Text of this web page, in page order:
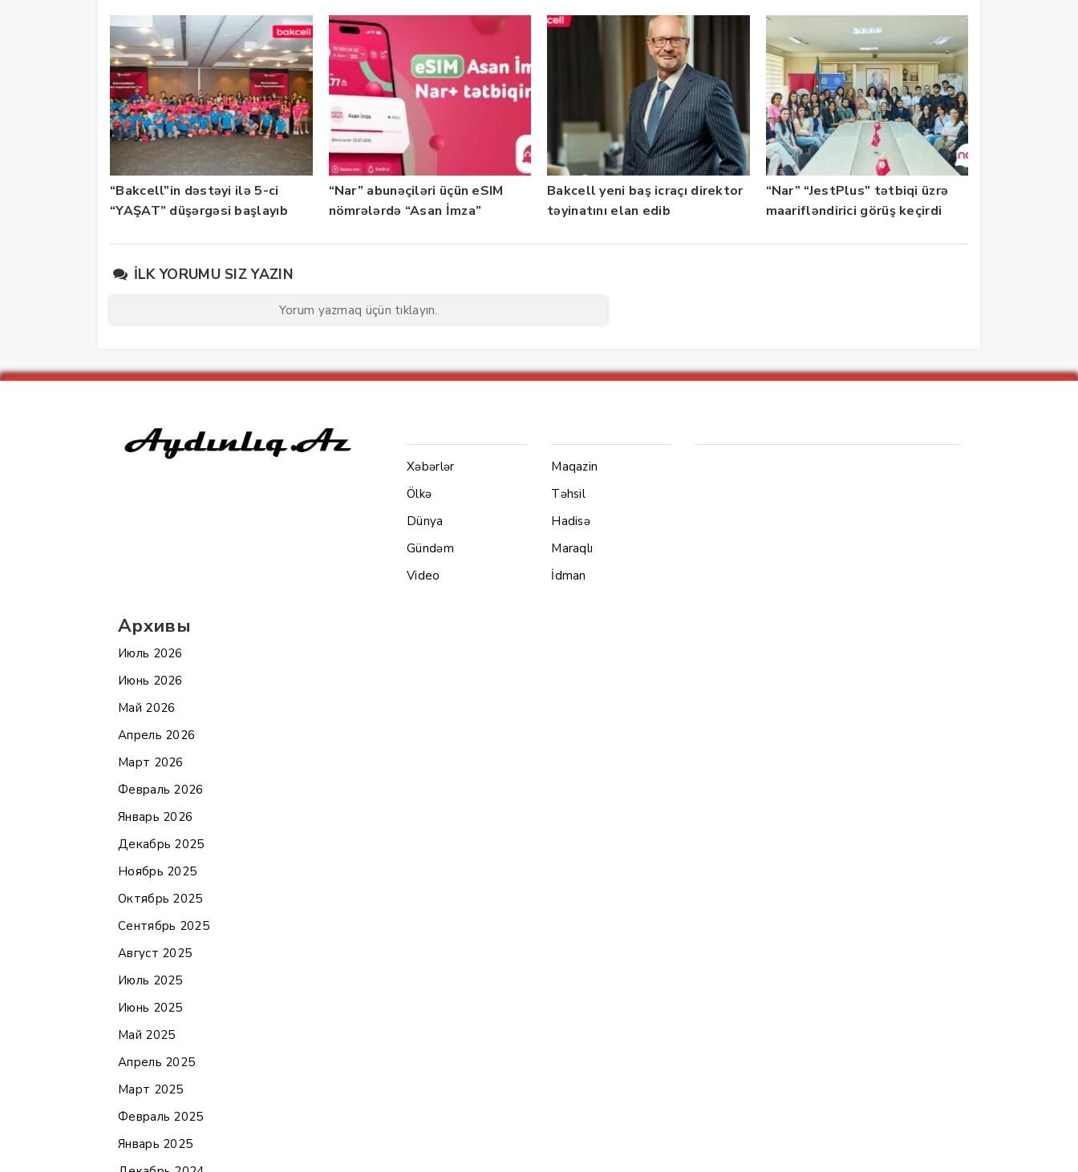
“Bakcell”in dəstəyi ilə 5-ci
“YAŞAT” düşərgəsi başlayıb
“Nar” abunəçiləri üçün eSIM
nömrələrdə “Asan İmza”
Bakcell yeni baş icraçı direktor
təyinatını elan edib
“Nar” “JestPlus” tətbiqi üzrə
maarifləndirici görüş keçirdi
İLK YORUMU SIZ YAZIN
Yorum yazmaq üçün tıklayın.
Архивы
Июль 2026
Июнь 2026
Май 2026
Апрель 2026
Март 2026
Февраль 2026
Январь 2026
Декабрь 2025
Ноябрь 2025
Октябрь 2025
Сентябрь 2025
Август 2025
Июль 2025
Июнь 2025
Май 2025
Апрель 2025
Март 2025
Февраль 2025
Январь 2025
Xəbərlər
Ölkə
Dünya
Gündəm
Video
Maqazin
Təhsil
Hadisə
Maraqlı
İdman